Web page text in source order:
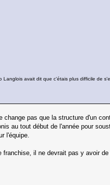
avait dit que c'étais plus difficile de
pas que la structure d'un
au tout début de l'année pour
l'équipe.
il ne devrait pas y avoir